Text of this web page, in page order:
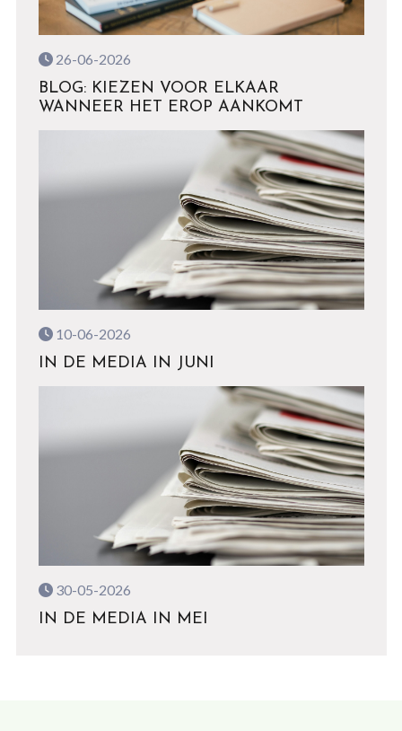
26-06-2026
BLOG: KIEZEN VOOR ELKAAR
WANNEER HET EROP AANKOMT
10-06-2026
IN DE MEDIA IN JUNI
30-05-2026
IN DE MEDIA IN MEI